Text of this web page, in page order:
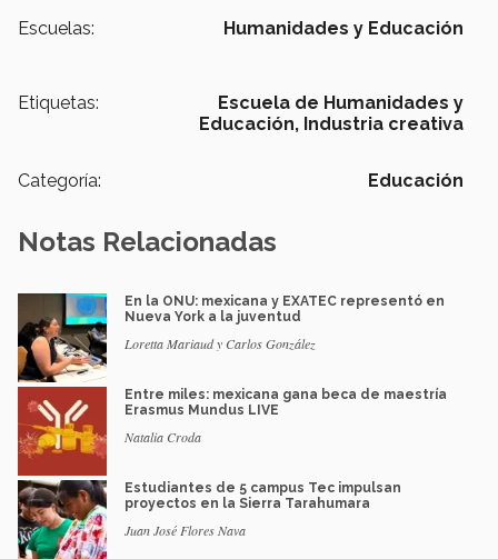
Escuelas: Humanidades y Educación
Etiquetas:
Escuela de Humanidades y
Educación, Industria creativa
Categoría: Educación
Notas Relacionadas
En la ONU: mexicana y EXATEC representó en
Nueva York a la juventud
Loretta Mariaud y Carlos González
Entre miles: mexicana gana beca de maestría
Erasmus Mundus LIVE
Natalia Croda
Estudiantes de 5 campus Tec impulsan
proyectos en la Sierra Tarahumara
Juan José Flores Nava